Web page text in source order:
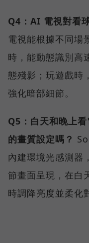
Q4：AI 電視對看
電視能根據不同場
時，能動態識別高
態殘影；玩遊戲時
強化暗部細節。
Q5：白天和晚上
的畫質設定嗎？
內建環境光感測器
節畫面呈現，在白
時調降亮度並柔化